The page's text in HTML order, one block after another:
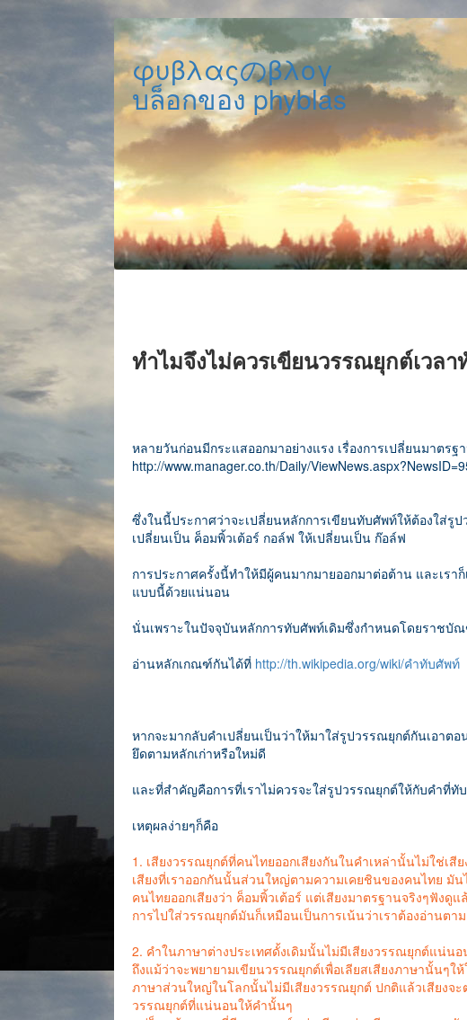
φυβλαςのβλογ
บล็อกของ phyblas
ทำไมจึงไม่ควรเขียนวรรณยุกต์เวล
หลายวันก่อนมีกระแสออกมาอย่างแรง เรื่องการเปลี่ยนมาต
http://www.manager.co.th/Daily/
ซึ่งในนี้ประกาศว่าจะเปลี่ยนหลักการเขียนทับศัพท์ให้ต้องใส่รู
เปลี่ยนเป็น ค็อมพิ้วเต้อร์ กอล์ฟ ให้เปลี่ยนเป็น ก๊อล์ฟ
การประกาศครั้งนี้ทำให้มีผู้คนมากมายออกมาต่อต้าน และเร
แบบนี้ด้วยแน่นอน
นั่นเพราะในปัจจุบันหลักการทับศัพท์เดิมซึ่งกำหนดโดยราชบั
อ่านหลักเกณฑ์กันได้ที่ http://th.wikipedia.org/wiki/คำทับศัพท์
หากจะมากลับคำเปลี่ยนเป็นว่าให้มาใส่รูปวรรณยุกต์กันเอา
ยึดตามหลักเก่าหรือใหม่ดี
และที่สำคัญคือการที่เราไม่ควรจะใส่รูปวรรณยุกต์ให้กับคำที่
เหตุผลง่ายๆก็คือ
1. เสียงวรรณยุกต์ที่คนไทยออกเสียงกันในคำเหล่านั้นไม่ใช่เสี
เสียงที่เราออกกันนั้นส่วนใหญ่ตามความเคยชินของคนไทย มัน
คนไทยออกเสียงว่า ค็อมพิ้วเต้อร์ แต่เสียงมาตรฐานจริงๆฟังดู
การไปใส่วรรณยุกต์มันก็เหมือนเป็นการเน้นว่าเราต้องอ่านต
2. คำในภาษาต่างประเทศดั้งเดิมนั้นไม่มีเสียงวรรณยุกต์แน่น
ถึงแม้ว่าจะพยายามเขียนวรรณยุกต์เพื่อเลียสเสียงภาษานั้นๆใ
ภาษาส่วนใหญ่ในโลกนั้นไม่มีเสียงวรรณยุกต์ ปกติแล้วเสียงจ
วรรณยุกต์ที่แน่นอนให้คำนั้นๆ